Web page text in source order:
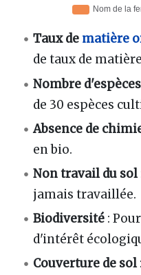
Taux de matière
de taux de
Nombre
de 30 espèces
Absence de
en bio.
Non travail du sol
jamais travaillée.
Biodiversité :
d'intérêt
Couverture de sol